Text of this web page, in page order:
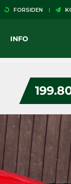
FORSIDEN
INFO